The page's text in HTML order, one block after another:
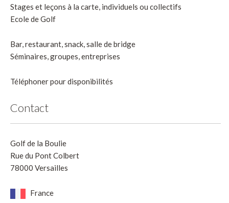
Stages et leçons à la carte, individuels ou collectifs
Ecole de Golf
Bar, restaurant, snack, salle de bridge
Séminaires, groupes, entreprises
Téléphoner pour disponibilités
Contact
Golf de la Boulie
Rue du Pont Colbert
78000 Versailles
France